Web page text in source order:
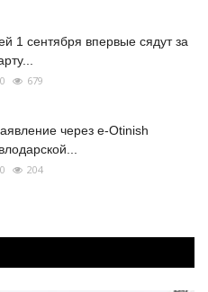
1 сентября впервые сядут за
0 679
через e-Otinish
0 204